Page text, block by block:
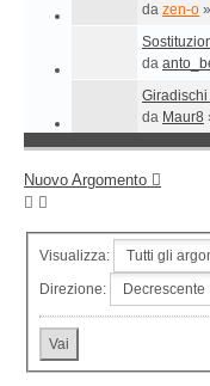
da zen-o »
da
da Maur8
Nuovo Argomento
Visualizza:
Direzione: